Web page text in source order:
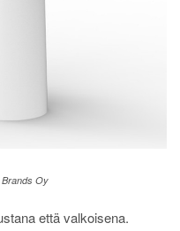
Oy
että valkoisena.